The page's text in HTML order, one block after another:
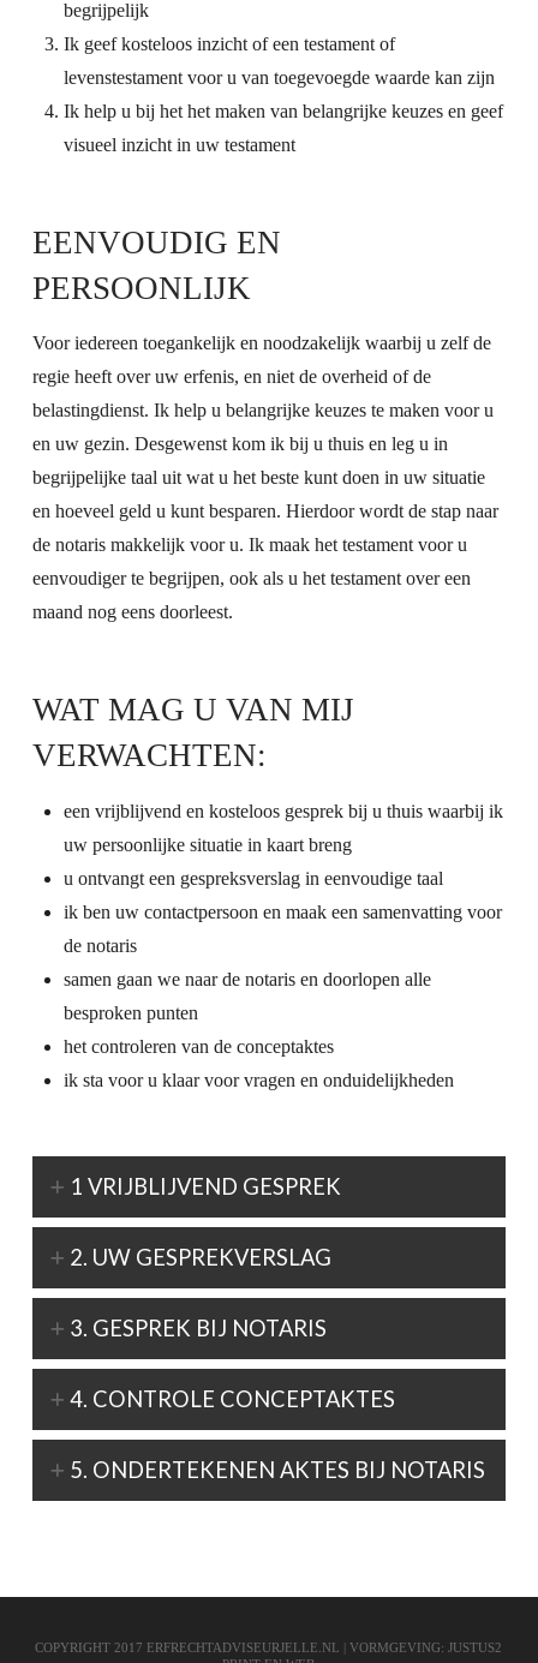
begrijpelijk
Ik geef kosteloos inzicht of een testament of
levenstestament voor u van toegevoegde waarde kan zijn
Ik help u bij het het maken van belangrijke keuzes en geef
visueel inzicht in uw testament
EENVOUDIG EN
PERSOONLIJK
Voor iedereen toegankelijk en noodzakelijk waarbij u zelf de
regie heeft over uw erfenis, en niet de overheid of de
belastingdienst. Ik help u belangrijke keuzes te maken voor u
en uw gezin. Desgewenst kom ik bij u thuis en leg u in
begrijpelijke taal uit wat u het beste kunt doen in uw situatie
en hoeveel geld u kunt besparen. Hierdoor wordt de stap naar
de notaris makkelijk voor u. Ik maak het testament voor u
eenvoudiger te begrijpen, ook als u het testament over een
maand nog eens doorleest.
WAT MAG U VAN MIJ
VERWACHTEN:
een vrijblijvend en kosteloos gesprek bij u thuis waarbij ik
uw persoonlijke situatie in kaart breng
u ontvangt een gespreksverslag in eenvoudige taal
ik ben uw contactpersoon en maak een samenvatting voor
de notaris
samen gaan we naar de notaris en doorlopen alle
besproken punten
het controleren van de conceptaktes
ik sta voor u klaar voor vragen en onduidelijkheden
1 VRIJBLIJVEND GESPREK
2. UW GESPREKVERSLAG
3. GESPREK BIJ NOTARIS
4. CONTROLE CONCEPTAKTES
5. ONDERTEKENEN AKTES BIJ NOTARIS
COPYRIGHT 2017 ERFRECHTADVISEURJELLE.NL | VORMGEVING: JUSTUS2